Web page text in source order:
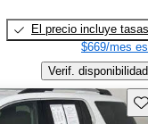
El precio incluye tasas
$669/mes
Verif. disponibilidad